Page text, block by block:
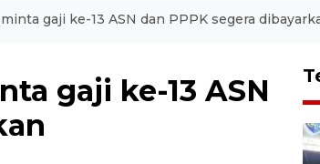
gaji ke-13 ASN dan PPPK segera
gaji ke-13 ASN